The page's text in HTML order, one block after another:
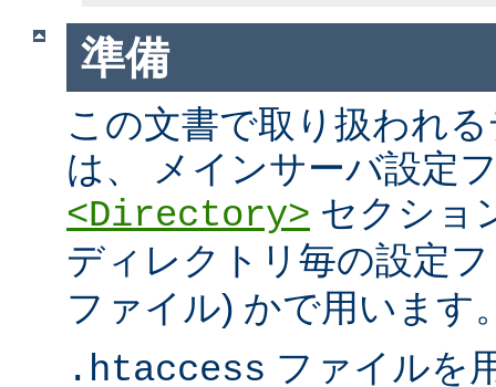
準備
この文書で取り扱われ
は、 メインサーバ設定
<Directory> セクショ
ディレクトリ毎の設定
ファイル) かで用います
.htaccess ファイルを